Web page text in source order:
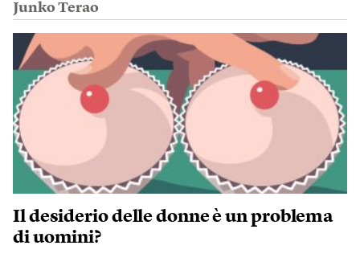
Junko Terao
Il desiderio delle donne è un problema
di uomini?